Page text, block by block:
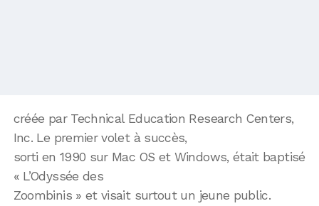
créée par Technical Education Research Centers,
Inc. Le premier volet à succès,
sorti en 1990 sur Mac OS et Windows, était baptisé
« L’Odyssée des
Zoombinis » et visait surtout un jeune public.